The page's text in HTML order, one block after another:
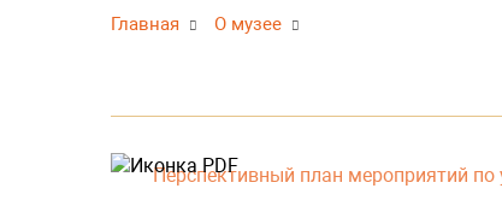
Главная О музее
Перспективный план мероприятий